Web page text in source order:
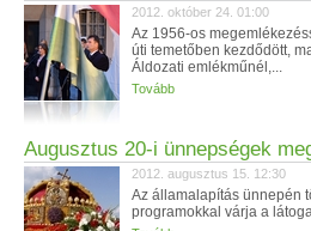
2012. október 24. 01:00
Az 1956-os
úti temetőben kezdődött,
Áldozati emlékműnél,...
Tovább
Augusztus 20-i ünnepségek
2012. augusztus 15. 12:30
Az államalapítás ünnepén
programokkal várja a